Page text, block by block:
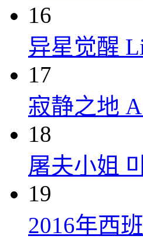
16
异星觉醒
17
寂静之地 A
18
屠夫小姐
19
2016年西